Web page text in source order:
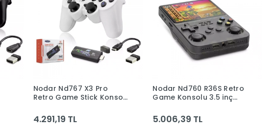
Nodar Nd767 X3 Pro
Retro Game Stick Konsol
Kablosuz Oyun Konsolu
Beyaz
4.291,19 TL
Nodar Nd760 R36S Retro
Game Konsolu 3.5 inç
Batarya Destekli
Taşınabilir Siyah
5.006,39 TL